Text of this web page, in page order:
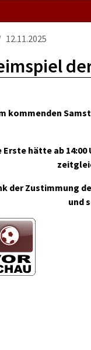
12.11.2025
kommenden
Erste hätte ab
der Zustimmung
und